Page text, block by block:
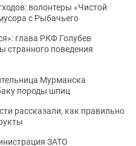
волонтеры «Чистой
с Рыбачьего
глава РКФ Голубев
странного поведения
Мурманска
породы шпиц
рассказали, как правильно
ЗАТО